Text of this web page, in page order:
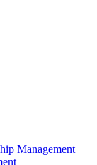
Management